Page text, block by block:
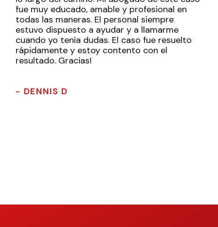
fue muy educado, amable y profesional en
todas las maneras. El personal siempre
estuvo dispuesto a ayudar y a llamarme
cuando yo tenía dudas. El caso fue resuelto
rápidamente y estoy contento con el
resultado. Gracias!
- DENNIS D